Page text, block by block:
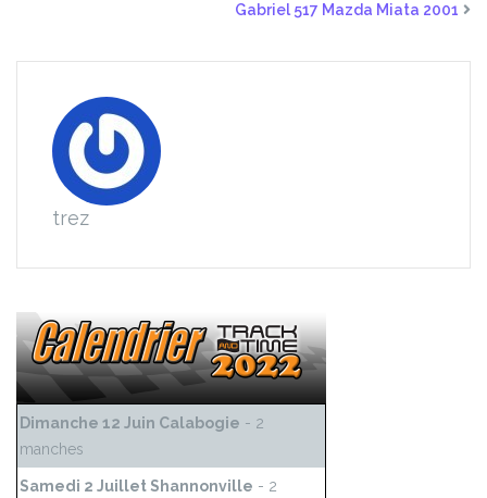
Gabriel 517 Mazda Miata 2001
trez
Dimanche 12 Juin Calabogie - 2
manches
Samedi 2 Juillet Shannonville - 2